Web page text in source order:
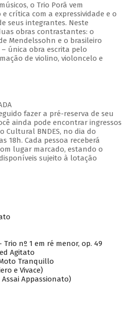
o Trio Porã vem
crítica com a expressividade e o
seus integrantes. Neste
obras contrastantes: o
Mendelssohn e o brasileiro
– única obra escrita pelo
de violino, violoncelo e
fazer a pré-reserva de seu
ainda pode encontrar ingressos
Cultural BNDES, no dia do
18h. Cada pessoa receberá
lugar marcado, estando o
sujeito à lotação
nº 1 em ré menor, op. 49
Agitato
Tranquillo
e Vivace)
Appassionato)